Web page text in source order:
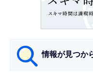
情報が見つか